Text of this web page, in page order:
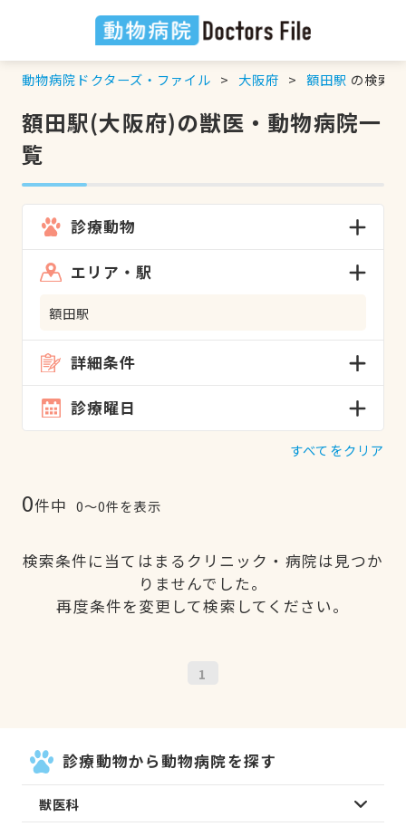
動物病院ドクターズ・ファイル 大阪府 額田駅 の検索
額田駅(大阪府)の獣医・動物病院一
覧
診療動物
エリア・駅
額田駅
詳細条件
診療曜日
すべてをクリア
0件中 0〜0件を表示
検索条件に当てはまるクリニック・病院は見つか
りませんでした。
再度条件を変更して検索してください。
1
診療動物から動物病院を探す
獣医科